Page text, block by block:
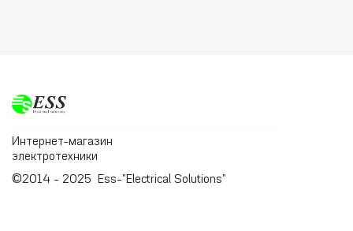
Интернет-магазин
электротехники
©2014 - 2025 Ess-"Electrical Solutions"